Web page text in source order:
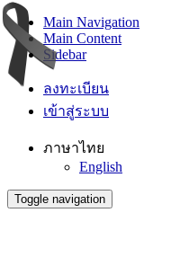
Main Navigation
Main Content
Sidebar
ลงทะเบียน
เข้าสู่ระบบ
ภาษาไทย
English
Toggle navigation